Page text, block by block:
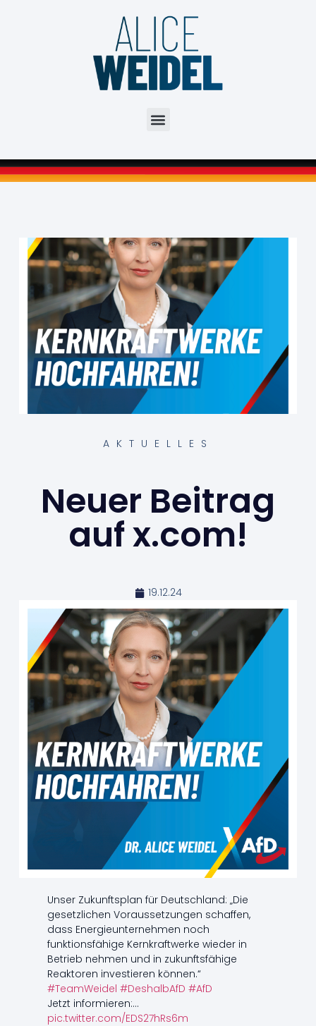
AKTUELLES
Neuer Beitrag
auf x.com!
19.12.24
Unser Zukunftsplan für Deutschland: „Die
gesetzlichen Voraussetzungen schaffen,
dass Energieunternehmen noch
funktionsfähige Kernkraftwerke wieder in
Betrieb nehmen und in zukunftsfähige
Reaktoren investieren können.“
#TeamWeidel #DeshalbAfD #AfD
Jetzt informieren:…
pic.twitter.com/EDS27hRs6m